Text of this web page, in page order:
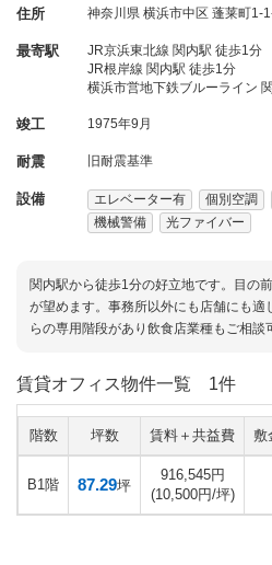
住所 神奈川県 横浜市中区 蓬莱町1-
最寄駅
JR京浜東北線 関内駅 徒歩1分
JR根岸線 関内駅 徒歩1分
横浜市営地下鉄ブルーライン
竣工 1975年9月
耐震 旧耐震基準
設備 エレベーター有 個別空調
機械警備
光ファイバー
関内駅から徒歩1分の好立地です。目の
が望めます。事務所以外にも店舗にも
らの専用階段があり飲食店業種もご相談
賃貸オフィス物件一覧 1件
階数 坪数 賃料＋共益費 敷
B1階 87.29坪
916,545円
(10,500円/坪)